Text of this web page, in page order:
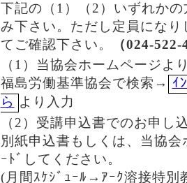
下記の（1）（2）いずれかの
み下さい。ただし定員にな
てご確認下さい。
（024-
（1）当協会ホームページよ
福島労働基準協会で検索→ ｲ
ら より入力
（2）受講申込書でのお申し
別紙申込書もしくは、当協
ｰﾄﾞしてください。
(月間ｽｹｼﾞｭｰﾙ→ｱｰｸ溶接特別